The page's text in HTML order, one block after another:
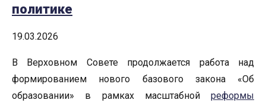
политике
19.03.2026
В Верховном Совете продолжается работа над
формированием нового базового закона «Об
образовании» в рамках масштабной реформы